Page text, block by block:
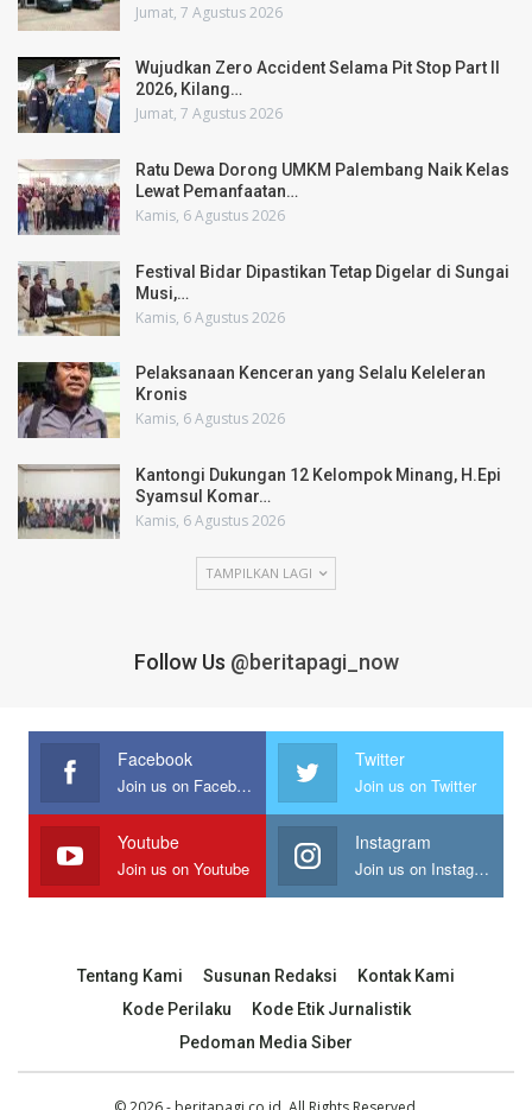
Jumat, 7 Agustus 2026
Wujudkan Zero Accident Selama Pit Stop Part II
2026, Kilang…
Jumat, 7 Agustus 2026
Ratu Dewa Dorong UMKM Palembang Naik Kelas
Lewat Pemanfaatan…
Kamis, 6 Agustus 2026
Festival Bidar Dipastikan Tetap Digelar di Sungai
Musi,…
Kamis, 6 Agustus 2026
Pelaksanaan Kenceran yang Selalu Keleleran
Kronis
Kamis, 6 Agustus 2026
Kantongi Dukungan 12 Kelompok Minang, H.Epi
Syamsul Komar…
Kamis, 6 Agustus 2026
TAMPILKAN LAGI
Follow Us @beritapagi_now
Facebook
Join us on Facebook
Twitter
Join us on Twitter
Youtube
Join us on Youtube
Instagram
Join us on Instagram
Tentang Kami Susunan Redaksi
Kontak Kami
Kode Perilaku
Kode Etik Jurnalistik
Pedoman Media Siber